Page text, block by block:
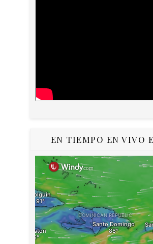
EN TIEMPO EN VIVO